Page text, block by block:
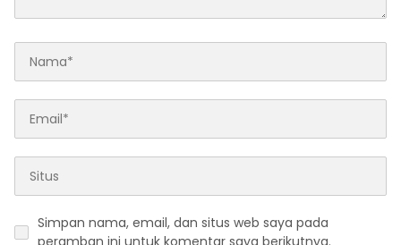
Simpan nama, email, dan situs web saya pada